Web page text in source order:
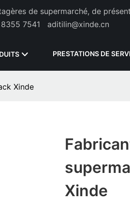
de supermarché, de
7541 aditilin@xinde.cn
PRESTATIONS DE
Xinde
Xinde